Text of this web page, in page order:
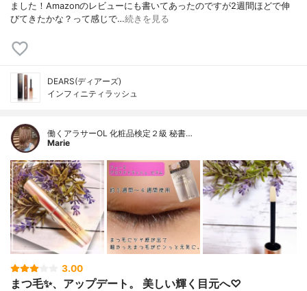
ました！Amazonのレビューにも書いてあったのですが2週間ほどで伸
びてきたかな？って感じで…続きを見る
DEARS(ディアーズ)
インフィニティラッシュ
働くアラサーOL 化粧品検定２級 秘書…
Marie
3.00
まつ毛✨、アップデート。 美しい輝く目元へ♡